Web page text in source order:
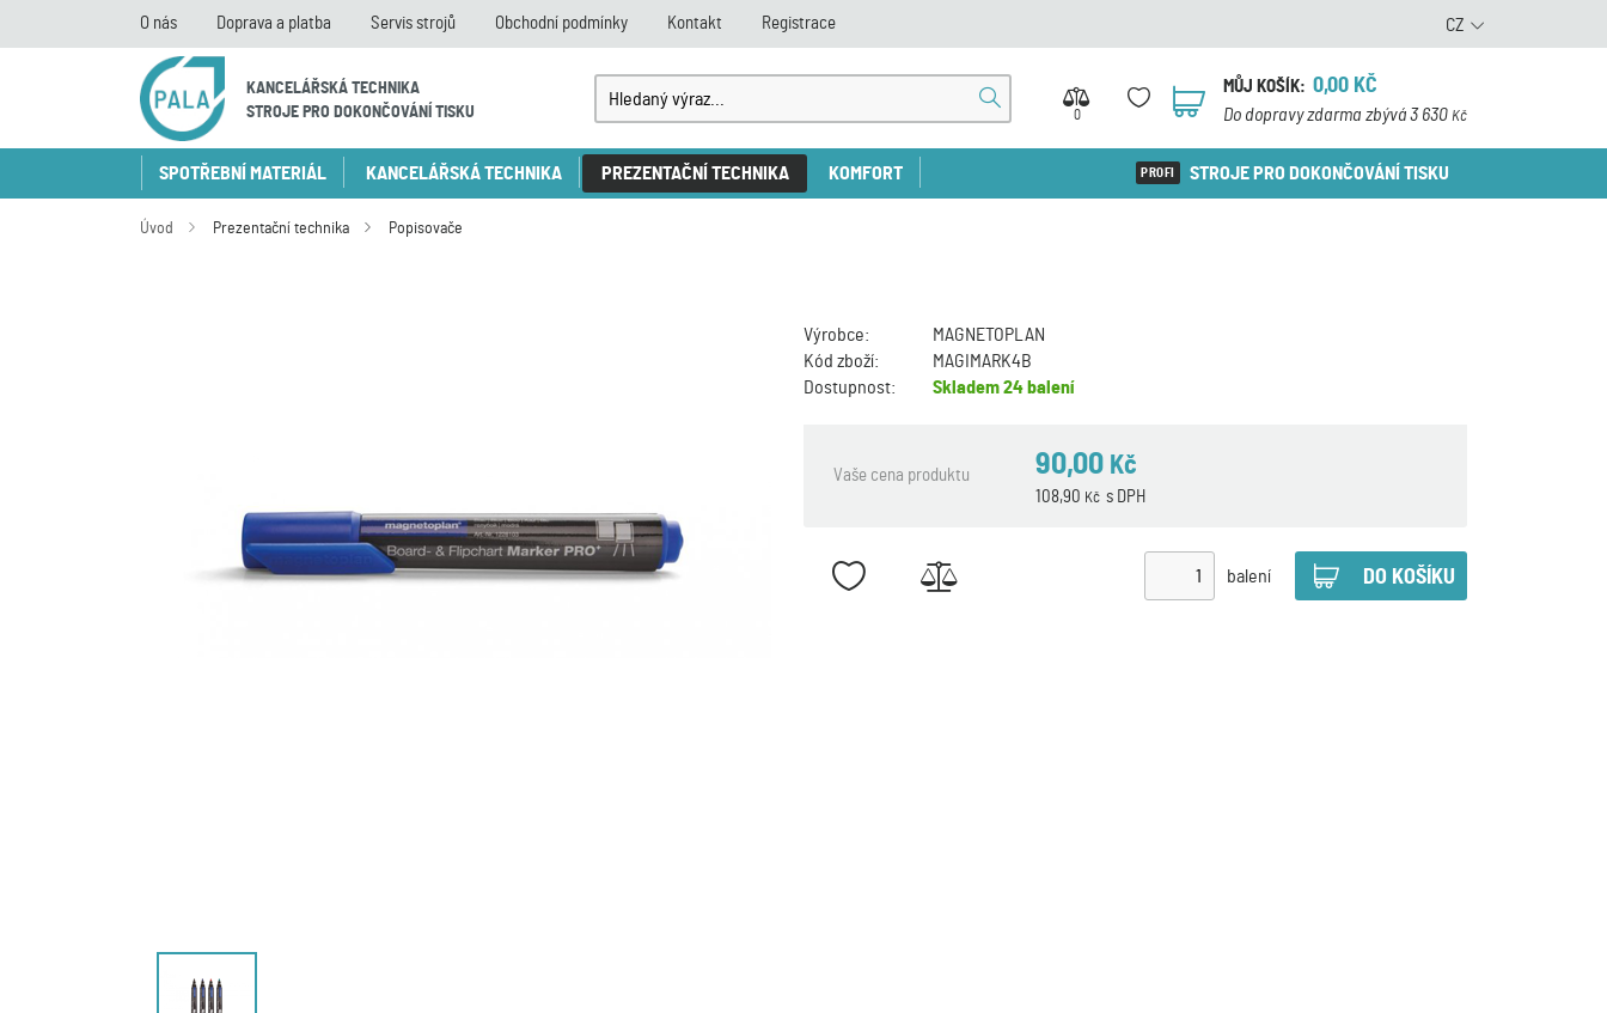
O nás Doprava a platba Servis strojů Obchodní podmínky Kontakt Registrace CZ
KANCELÁŘSKÁ TECHNIKA
STROJE PRO DOKONČOVÁNÍ TISKU
0
0
MŮJ KOŠÍK: 0,00 KČ
Do dopravy zdarma zbývá 3 630 Kč
SPOTŘEBNÍ MATERIÁL KANCELÁŘSKÁ TECHNIKA PREZENTAČNÍ TECHNIKA KOMFORT STROJE PRO DOKONČOVÁNÍ TISKU
Úvod Prezentační technika Popisovače
Výrobce:
MAGNETOPLAN
Kód zboží:
MAGIMARK4B
Dostupnost:
Skladem24 balení
Vaše cena produktu 90,00 Kč
s DPH
108,90 Kč
balení